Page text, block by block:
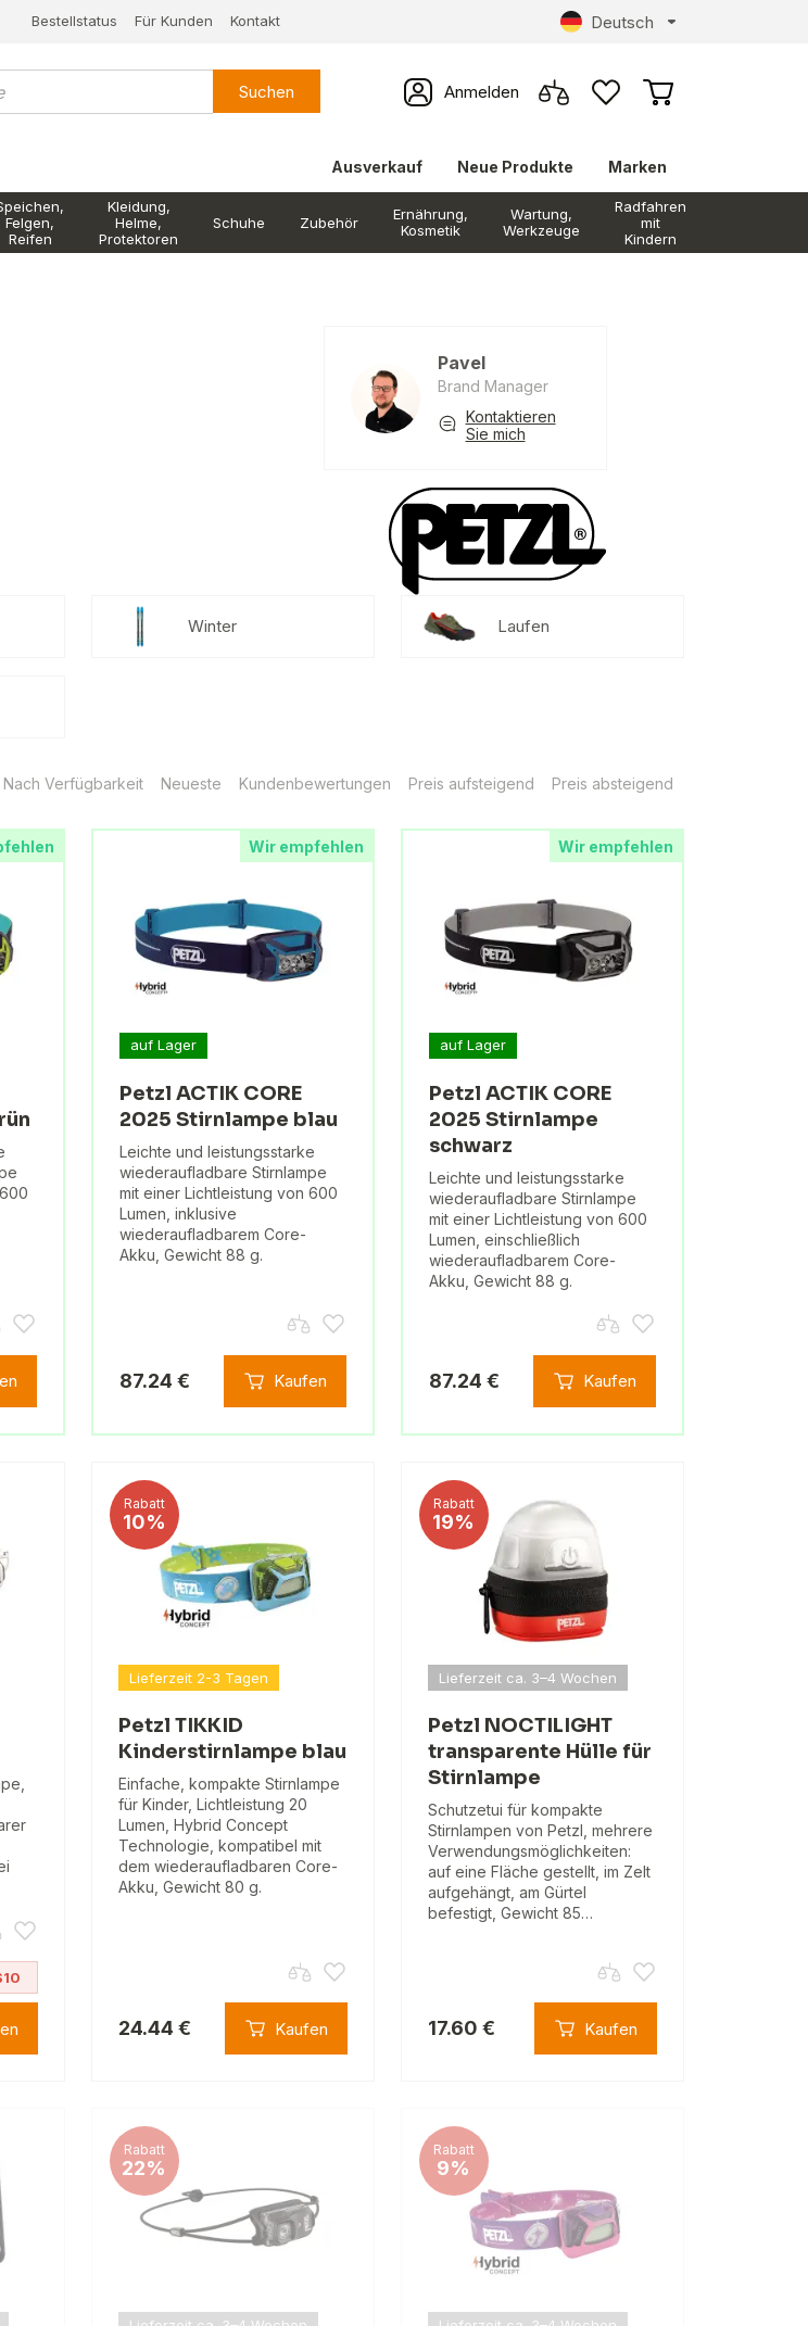
Bestellstatus Für Kunden Kontakt Deutsch
Suchen Anmelden
Ausverkauf Neue Produkte Marken
Felgen,
Reifen
Kleidung,
Helme,
Protektoren
Schuhe Zubehör
Ernährung,
Kosmetik
Wartung,
Werkzeuge
Radfahren
mit
Kindern
Pavel
Brand Manager
Kontaktieren
Sie mich
Winter Laufen
Nach Verfügbarkeit Neueste Kundenbewertungen Preis aufsteigend Preis absteigend
Wir empfehlen
auf Lager
Petzl ACTIK CORE
2025 Stirnlampe blau
Leichte und leistungsstarke
wiederaufladbare Stirnlampe
mit einer Lichtleistung von 600
Lumen, inklusive
wiederaufladbarem Core-
Akku, Gewicht 88 g.
87.24 € Kaufen
Wir empfehlen
auf Lager
Petzl ACTIK CORE
2025 Stirnlampe
schwarz
Leichte und leistungsstarke
wiederaufladbare Stirnlampe
mit einer Lichtleistung von 600
Lumen, einschließlich
wiederaufladbarem Core-
Akku, Gewicht 88 g.
87.24 € Kaufen
Rabatt
10%
Lieferzeit 2-3 Tagen
Petzl TIKKID
Kinderstirnlampe blau
Einfache, kompakte Stirnlampe
für Kinder, Lichtleistung 20
Lumen, Hybrid Concept
Technologie, kompatibel mit
dem wiederaufladbaren Core-
Akku, Gewicht 80 g.
24.44 € Kaufen
Rabatt
19%
Lieferzeit ca. 3–4 Wochen
Petzl NOCTILIGHT
transparente Hülle für
Stirnlampe
Schutzetui für kompakte
Stirnlampen von Petzl, mehrere
Verwendungsmöglichkeiten:
auf eine Fläche gestellt, im Zelt
aufgehängt, am Gürtel
befestigt, Gewicht 85…
17.60 € Kaufen
Rabatt
22%
Rabatt
9%